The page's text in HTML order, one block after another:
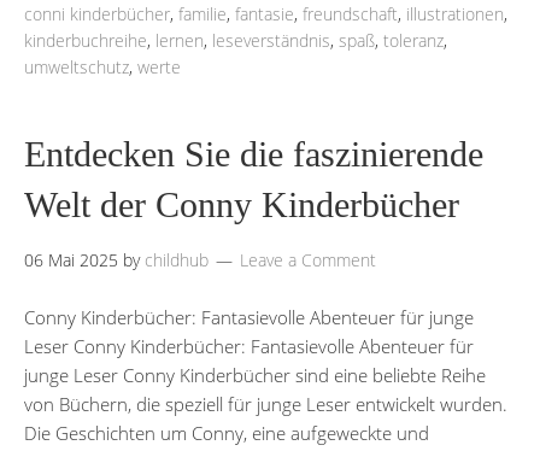
conni kinderbücher, familie, fantasie, freundschaft, illustrationen,
kinderbuchreihe, lernen, leseverständnis, spaß, toleranz,
umweltschutz, werte
Entdecken Sie die faszinierende
Welt der Conny Kinderbücher
06 Mai 2025 by childhub Leave a Comment
Conny Kinderbücher: Fantasievolle Abenteuer für junge
Leser Conny Kinderbücher: Fantasievolle Abenteuer für
junge Leser Conny Kinderbücher sind eine beliebte Reihe
von Büchern, die speziell für junge Leser entwickelt wurden.
Die Geschichten um Conny, eine aufgeweckte und